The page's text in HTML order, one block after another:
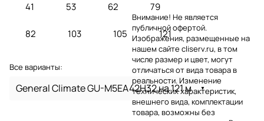
41 53 62 79
82 103 105 121
Все варианты:
General Climate GU-M5EA42H32 на 121 м
Внимание! Не является
публичной офертой.
Изображения, размещенные на
нашем сайте cliserv.ru, в том
числе размер и цвет, могут
отличаться от вида товара в
реальности. Изменение
технических характеристик,
внешнего вида, комплектации
товара, возможны без